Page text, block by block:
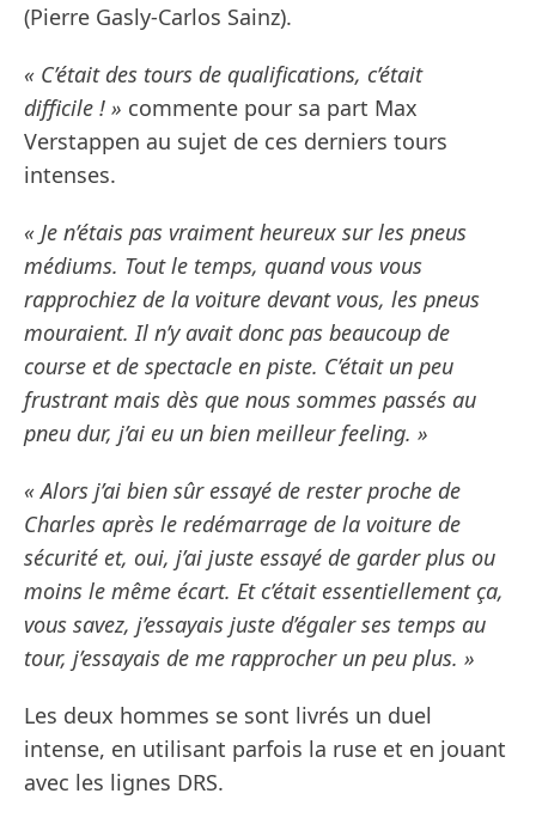
(Pierre Gasly-Carlos Sainz).
« C’était des tours de qualifications, c’était
difficile ! » commente pour sa part Max
Verstappen au sujet de ces derniers tours
intenses.
« Je n’étais pas vraiment heureux sur les pneus
médiums. Tout le temps, quand vous vous
rapprochiez de la voiture devant vous, les pneus
mouraient. Il n’y avait donc pas beaucoup de
course et de spectacle en piste. C’était un peu
frustrant mais dès que nous sommes passés au
pneu dur, j’ai eu un bien meilleur feeling. »
« Alors j’ai bien sûr essayé de rester proche de
Charles après le redémarrage de la voiture de
sécurité et, oui, j’ai juste essayé de garder plus ou
moins le même écart. Et c’était essentiellement ça,
vous savez, j’essayais juste d’égaler ses temps au
tour, j’essayais de me rapprocher un peu plus. »
Les deux hommes se sont livrés un duel
intense, en utilisant parfois la ruse et en jouant
avec les lignes DRS.